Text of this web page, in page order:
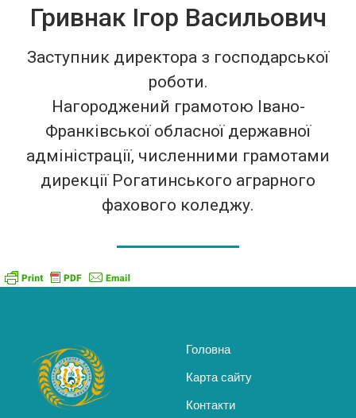
Гривнак Ігор Васильович
Заступник директора з господарської
роботи.
Нагороджений грамотою Івано-
Франківської обласної державної
адміністрації, численними грамотами
дирекції Рогатинського аграрного
фахового коледжу.
Головна
Карта сайту
Контакти